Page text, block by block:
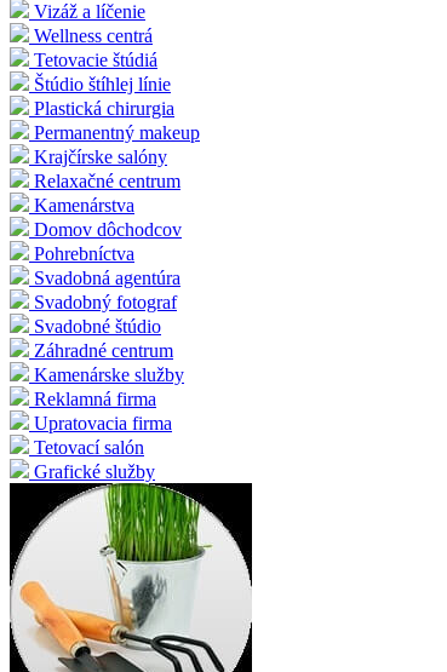
Vizáž a líčenie
Wellness centrá
Tetovacie štúdiá
Štúdio štíhlej línie
Plastická chirurgia
Permanentný makeup
Krajčírske salóny
Relaxačné centrum
Kamenárstva
Domov dôchodcov
Pohrebníctva
Svadobná agentúra
Svadobný fotograf
Svadobné štúdio
Záhradné centrum
Kamenárske služby
Reklamná firma
Upratovacia firma
Tetovací salón
Grafické služby